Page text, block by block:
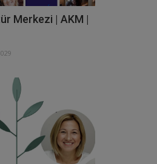
Merkezi | AKM |